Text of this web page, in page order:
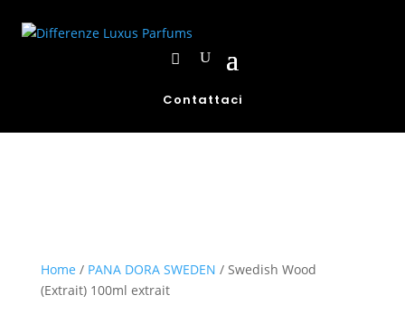
Contattaci
Home / PANA DORA SWEDEN / Swedish Wood
(Extrait) 100ml extrait